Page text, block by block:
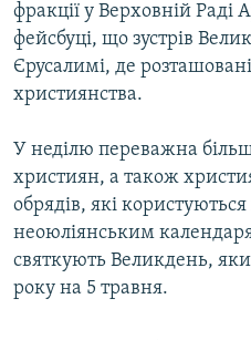
фракції у Верховній
фейсбуці, що зустрів
Єрусалимі, де
християнства.
У неділю переважна
християн, а також
обрядів, які
неоюліянським
святкують Великдень,
року на 5 травня.